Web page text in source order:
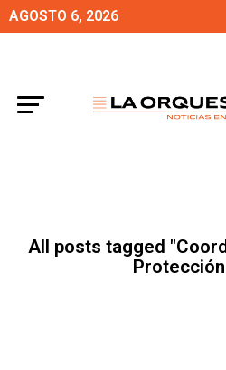
AGOSTO 6, 2026
All posts tagged